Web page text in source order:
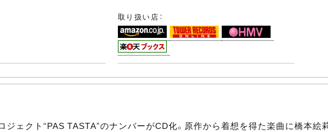
取り扱い店：
ェクト“PAS TASTA”のナンバーがCD化。原作から着想を得た楽曲に橋本絵